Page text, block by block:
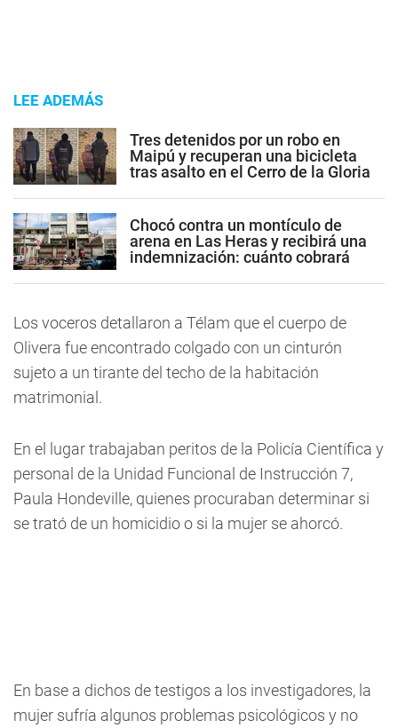
LEE ADEMÁS
Tres detenidos por un robo en
Maipú y recuperan una bicicleta
tras asalto en el Cerro de la Gloria
Chocó contra un montículo de
arena en Las Heras y recibirá una
indemnización: cuánto cobrará
Los voceros detallaron a Télam que el cuerpo de
Olivera fue encontrado colgado con un cinturón
sujeto a un tirante del techo de la habitación
matrimonial.
En el lugar trabajaban peritos de la Policía Científica y
personal de la Unidad Funcional de Instrucción 7,
Paula Hondeville, quienes procuraban determinar si
se trató de un homicidio o si la mujer se ahorcó.
En base a dichos de testigos a los investigadores, la
mujer sufría algunos problemas psicológicos y no